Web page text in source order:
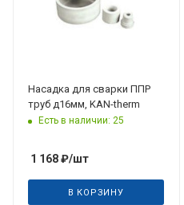
Насадка для сварки ППР
труб д16мм, KAN-therm
Есть в наличии: 25
1 168₽/шт
В КОРЗИНУ